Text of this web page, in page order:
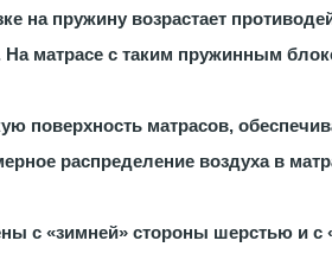
на пружину возрастает
матрасе с таким пружинным
поверхность матрасов,
распределение воздуха в
с «зимней» стороны шерстью и с